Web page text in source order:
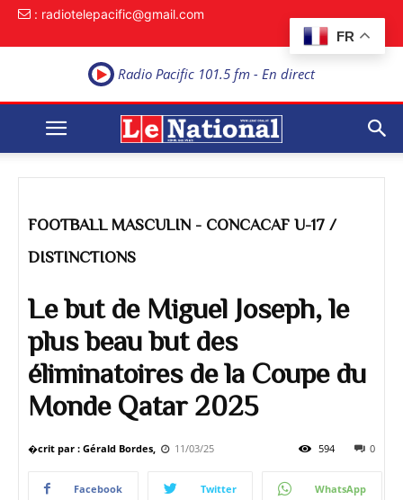
FR
: radiotelepacific@gmail.com
Radio Pacific 101.5 fm - En direct
FOOTBALL MASCULIN - CONCACAF U-17 /
DISTINCTIONS
Le but de Miguel Joseph, le
plus beau but des
éliminatoires de la Coupe du
Monde Qatar 2025
�crit par : Gérald Bordes, 11/03/25 0
594
Facebook Twitter WhatsApp